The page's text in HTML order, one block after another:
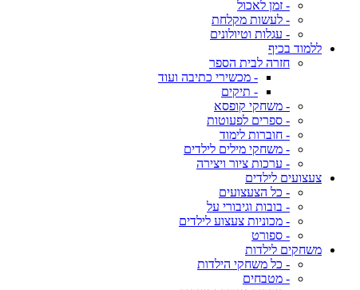
- זמן לאכול
- לעשות מקלחת
- עגלות וטיולונים
ללמוד בכיף
חזרה לבית הספר
- מכשירי כתיבה ועוד
- תיקים
- משחקי קופסא
- ספרים לפעוטות
- חוברות לימוד
- משחקי מילים לילדים
- ערכות ציור ויצירה
צעצועים לילדים
- כל הצעצועים
- בובות וגיבורי על
- מכוניות צעצוע לילדים
- ספורט
משחקים לילדות
- כל משחקי הילדות
- מטבחים